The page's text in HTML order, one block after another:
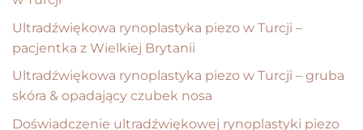
Ultradźwiękowa rynoplastyka piezo w Turcji –
pacjentka z Wielkiej Brytanii
Ultradźwiękowa rynoplastyka piezo w Turcji – gruba
skóra & opadający czubek nosa
Doświadczenie ultradźwiękowej rynoplastyki piezo